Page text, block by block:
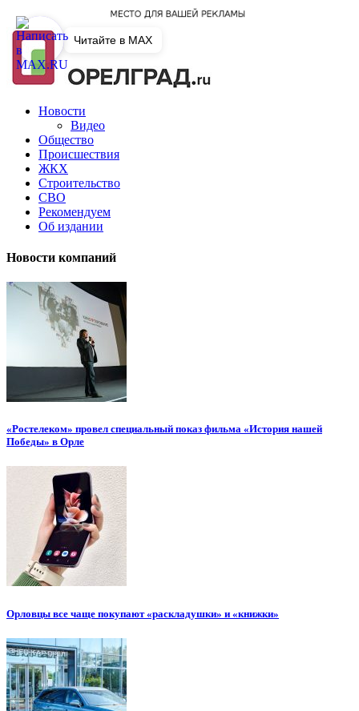
Новости
Видео
Общество
Происшествия
ЖКХ
Строительство
СВО
Рекомендуем
Об издании
Новости компаний
«Ростелеком» провел специальный показ фильма «История нашей
Победы» в Орле
Орловцы все чаще покупают «раскладушки» и «книжки»
Читайте в MAX